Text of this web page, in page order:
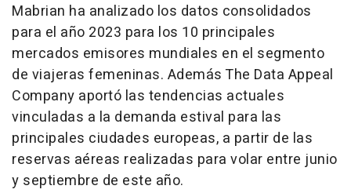
Mabrian ha analizado los datos consolidados
para el año 2023 para los 10 principales
mercados emisores mundiales en el segmento
de viajeras femeninas. Además The Data Appeal
Company aportó las tendencias actuales
vinculadas a la demanda estival para las
principales ciudades europeas, a partir de las
reservas aéreas realizadas para volar entre junio
y septiembre de este año.